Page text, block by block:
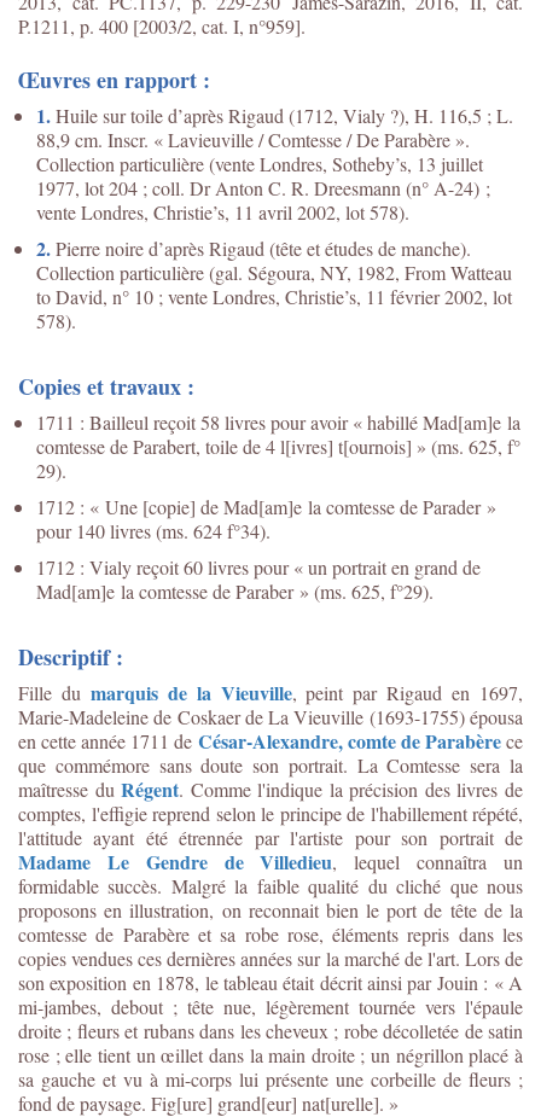
P.1211, p. 400 [2003/2, cat. I, n°959].
Œuvres en rapport :
1.Huile sur toile d’après Rigaud (1712, Vialy ?), H. 116,5 ; L.
88,9 cm. Inscr. « Lavieuville / Comtesse / De Parabère ».
Collection particulière (vente Londres, Sotheby’s, 13 juillet
1977, lot 204 ; coll. Dr Anton C. R. Dreesmann (n° A-24) ;
vente Londres, Christie’s, 11 avril 2002, lot 578).
2.Pierre noire d’après Rigaud (tête et études de manche).
Collection particulière (gal. Ségoura, NY, 1982, From Watteau
to David, n° 10 ; vente Londres, Christie’s, 11 février 2002, lot
578).
Copies et travaux :
1711 : Bailleul reçoit 58 livres pour avoir « habillé Mad[am]e la
comtesse de Parabert, toile de 4 l[ivres] t[ournois] » (ms. 625, f°
29).
1712 : « Une [copie] de Mad[am]e la comtesse de Parader »
pour 140 livres (ms. 624 f°34).
1712 : Vialy reçoit 60 livres pour « un portrait en grand de
Mad[am]e la comtesse de Paraber » (ms. 625, f°29).
Descriptif :
Fille du marquis de la Vieuville, peint par Rigaud en 1697,
Marie-Madeleine de Coskaer de La Vieuville (1693-1755) épousa
en cette année 1711 de César-Alexandre, comte de Parabèrece
que commémore sans doute son portrait. La Comtesse sera la
maîtresse duRégent. Comme l'indique la précision des livres de
comptes, l'effigie reprend selon le principe de l'habillement répété,
l'attitude ayant été étrennée par l'artiste pour son portrait de
Madame Le Gendre de Villedieu, lequel connaîtra un
formidable succès. Malgré la faible qualité du cliché que nous
proposons en illustration, on reconnait bien le port de tête de la
comtesse de Parabère et sa robe rose, éléments repris dans les
copies vendues ces dernières années sur la marché de l'art. Lors de
son exposition en 1878, le tableau était décrit ainsi par Jouin : « A
mi-jambes, debout ; tête nue, légèrement tournée vers l'épaule
droite ; fleurs et rubans dans les cheveux ; robe décolletée de satin
rose ; elle tient un œillet dans la main droite ; un négrillon placé à
sa gauche et vu à mi-corps lui présente une corbeille de fleurs ;
fond de paysage. Fig[ure] grand[eur] nat[urelle]. »